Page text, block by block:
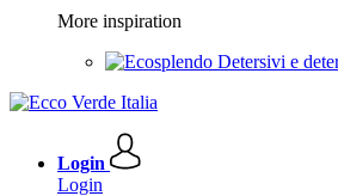
More inspiration
Detersivi e
Login
Login